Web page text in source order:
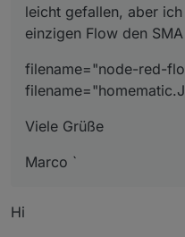
leicht gefallen, aber
einzigen Flow den
filename="node-red-
Viele Grüße
Marco `
Hi